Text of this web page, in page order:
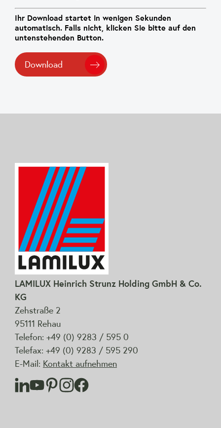
Ihr Download startet in wenigen Sekunden
automatisch. Falls nicht, klicken Sie bitte auf den
untenstehenden Button.
Download
LAMILUX Heinrich Strunz Holding GmbH & Co.
KG
Zehstraße 2
95111 Rehau
Telefon: +49 (0) 9283 / 595 0
Telefax: +49 (0) 9283 / 595 290
E-Mail: Kontakt aufnehmen